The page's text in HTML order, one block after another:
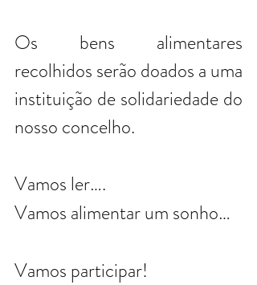
Os bens alimentares
recolhidos serão doados a uma
instituição de solidariedade do
nosso concelho.
Vamos ler….
Vamos alimentar um sonho…
Vamos participar!